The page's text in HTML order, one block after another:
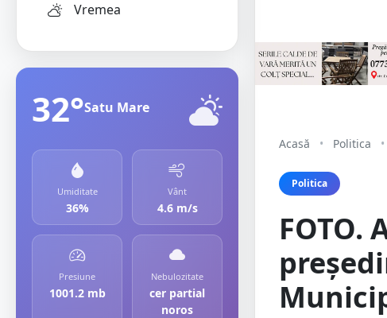
Vremea
32°Satu Mare
Umiditate
36%
Vânt
4.6 m/s
Presiune
1001.2 mb
Nebulozitate
cer partial
noros
Acasă • Politica •
Politica
FOTO.